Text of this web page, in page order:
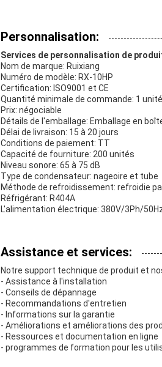
Personnalisation:
Services de personnalisation de
Nom de marque: Ruixiang
Numéro de modèle: RX-10HP
Certification: ISO9001 et CE
Quantité minimale de commande: 1 unité
Prix: négociable
Détails de l'emballage: Emballage en
Délai de livraison: 15 à 20 jours
Conditions de paiement: TT
Capacité de fourniture: 200 unités
Niveau sonore: 65 à 75 dB
Type de condensateur: nageoire et tube
Méthode de refroidissement: refroidie
Réfrigérant: R404A
L'alimentation électrique: 380V/3Ph/
Assistance et services:
Notre support technique de produit et
- Assistance à l'installation
- Conseils de dépannage
- Recommandations d'entretien
- Informations sur la garantie
- Améliorations et améliorations des
- Ressources et documentation en ligne
- programmes de formation pour les